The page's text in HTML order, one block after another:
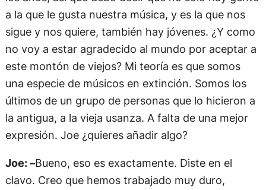
a la que le gusta nuestra música, y es la que nos
sigue y nos quiere, también hay jóvenes. ¿Y como
no voy a estar agradecido al mundo por aceptar a
este montón de viejos? Mi teoría es que somos
una especie de músicos en extinción. Somos los
últimos de un grupo de personas que lo hicieron a
la antigua, a la vieja usanza. A falta de una mejor
expresión. Joe ¿quieres añadir algo?
Joe: –Bueno, eso es exactamente. Diste en el
clavo. Creo que hemos trabajado muy duro,